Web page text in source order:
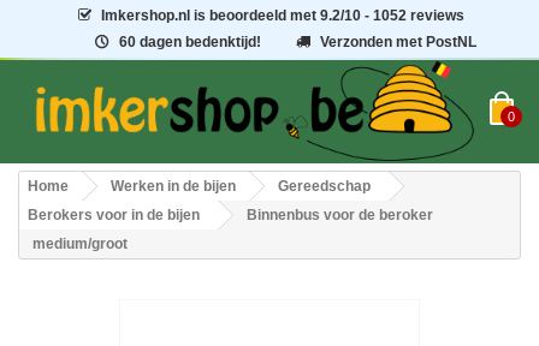
Imkershop.nl is beoordeeld met9.2/10 - 1052 reviews
60 dagen bedenktijd!
Verzonden met PostNL
0
Home Werken in de bijen
Gereedschap
Berokers voor in de bijen
Binnenbus voor de beroker
medium/groot